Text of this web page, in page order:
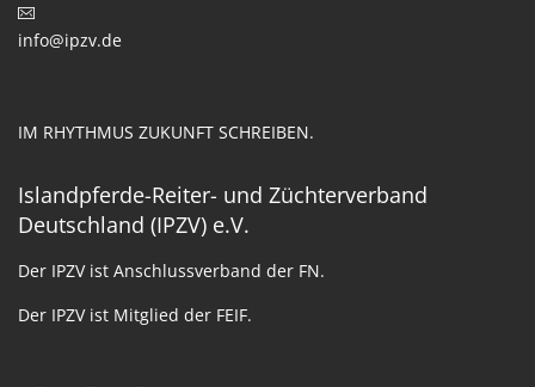
info@ipzv.de
IM RHYTHMUS ZUKUNFT SCHREIBEN.
Islandpferde-Reiter- und Züchterverband
Deutschland (IPZV) e.V.
Der IPZV ist Anschlussverband der FN.
Der IPZV ist Mitglied der FEIF.